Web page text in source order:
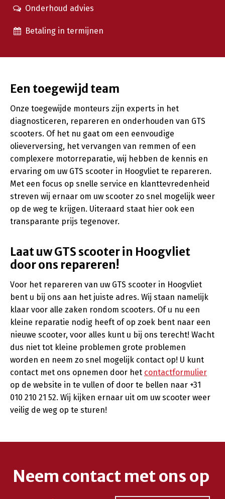
Onderhoud advies
Betaling in termijnen
Een toegewijd team
Onze toegewijde monteurs zijn experts in het
diagnosticeren, repareren en onderhouden van GTS
scooters. Of het nu gaat om een eenvoudige
olieverversing, het vervangen van remmen of een
complexere motorreparatie, wij hebben de kennis en
ervaring om uw GTS scooter in Hoogvliet te repareren.
Met een focus op snelle service en klanttevredenheid
streven wij ernaar om uw scooter zo snel mogelijk weer
op de weg te krijgen. Uiteraard staat hier ook een
transparante prijs tegenover.
Laat uw GTS scooter in Hoogvliet
door ons repareren!
Voor het repareren van uw GTS scooter in Hoogvliet
bent u bij ons aan het juiste adres. Wij staan namelijk
klaar voor alle zaken rondom scooters. Of u nu een
kleine reparatie nodig heeft of op zoek bent naar een
nieuwe scooter, voor alles kunt u bij ons terecht! Wacht
dus niet tot kleine problemen grote problemen
worden en neem zo snel mogelijk contact op! U kunt
contact met ons opnemen door het contactformulier
op de website in te vullen of door te bellen naar +31
010 210 21 52. Wij kijken ernaar uit om uw scooter weer
veilig de weg op te sturen!
Neem contact met ons op